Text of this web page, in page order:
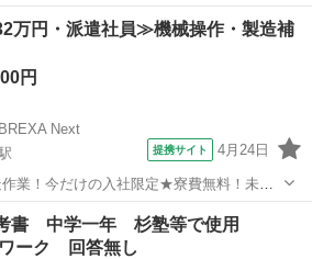
円 iワーク 中1数学 iワーク
学 ノークレームノーリターンでお願いします。
参考書 汚れ
万円・派遣社員≫機械操作・製造補
円
Next
提携サイト 4月24日
業！今だけの入社限定★寮費無料！未経
躍中！安定企業で長期で働きたい方オス
員登用制度あり！マイカー通勤OK！ワン
市》...
宮駅 その他
書 中学一年 杉塾等で使用
ーク 回答無し